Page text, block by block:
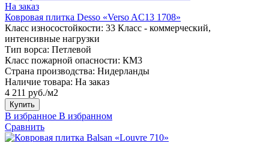
На заказ
Ковровая плитка Desso «Verso AC13 1708»
Класс износостойкости: 33 Класс - коммерческий,
интенсивные нагрузки
Тип ворса: Петлевой
Класс пожарной опасности: КМ3
Страна производства: Нидерланды
Наличие товара: На заказ
4 211 руб./м2
Купить
В избранное В избранном
Сравнить